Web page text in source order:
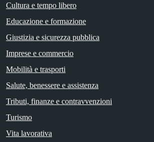
Cultura e tempo libero
Educazione e formazione
Giustizia e sicurezza pubblica
Imprese e commercio
Mobilità e trasporti
Salute, benessere e assistenza
Tributi, finanze e contravvenzioni
Turismo
Vita lavorativa